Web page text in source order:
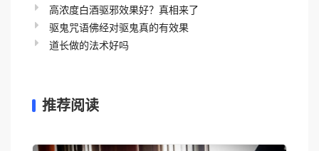
高浓度白酒驱邪效果好？真相来了
驱鬼咒语佛经对驱鬼真的有效果
道长做的法术好吗
推荐阅读